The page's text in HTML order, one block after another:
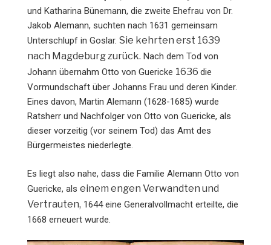
und Katharina Bünemann, die zweite Ehefrau von Dr.
Jakob Alemann, suchten nach 1631 gemeinsam
Unterschlupf in Goslar. Sie kehrten erst 1639
nach Magdeburg zurück. Nach dem Tod von
Johann übernahm Otto von Guericke 1636 die
Vormundschaft über Johanns Frau und deren Kinder.
Eines davon, Martin Alemann (1628-1685) wurde
Ratsherr und Nachfolger von Otto von Guericke, als
dieser vorzeitig (vor seinem Tod) das Amt des
Bürgermeistes niederlegte.
Es liegt also nahe, dass die Familie Alemann Otto von
Guericke, als einem engen Verwandten und
Vertrauten, 1644 eine Generalvollmacht erteilte, die
1668 erneuert wurde.